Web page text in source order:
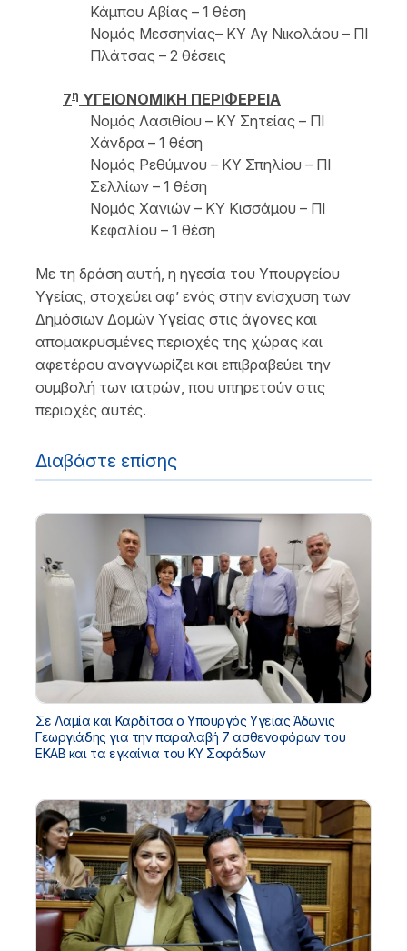
Κάμπου Αβίας – 1 θέση
Νομός Μεσσηνίας– ΚΥ Αγ Νικολάου – ΠΙ
Πλάτσας – 2 θέσεις
7η ΥΓΕΙΟΝΟΜΙΚΗ ΠΕΡΙΦΕΡΕΙΑ
Νομός Λασιθίου – ΚΥ Σητείας – ΠΙ
Χάνδρα – 1 θέση
Νομός Ρεθύμνου – ΚΥ Σπηλίου – ΠΙ
Σελλίων – 1 θέση
Νομός Χανιών – ΚΥ Κισσάμου – ΠΙ
Κεφαλίου – 1 θέση
Με τη δράση αυτή, η ηγεσία του Υπουργείου
Υγείας, στοχεύει αφ’ ενός στην ενίσχυση των
Δημόσιων Δομών Υγείας στις άγονες και
απομακρυσμένες περιοχές της χώρας και
αφετέρου αναγνωρίζει και επιβραβεύει την
συμβολή των ιατρών, που υπηρετούν στις
περιοχές αυτές.
Διαβάστε επίσης
Σε Λαμία και Καρδίτσα ο Υπουργός Υγείας Άδωνις
Γεωργιάδης για την παραλαβή 7 ασθενοφόρων του
ΕΚΑΒ και τα εγκαίνια του ΚΥ Σοφάδων